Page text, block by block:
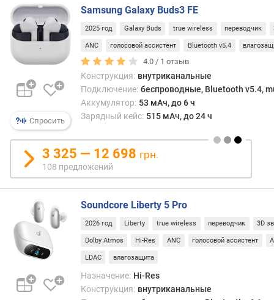
О
м
)
н
.
а
с
о
Г
м
а
к
Спросить
Samsung Galaxy Buds3 FE
2025 год Galaxy Buds true wireless переводчик
ANC голосовой ассистент Bluetooth v5.4
4.0 / 1 отзыв
Конструкция: внутриканальные
Подключение: беспроводные, Bluetooth v5.4,
Аккумулятор: 53 мАч, до 6 ч
Зарядный кейс: 515 мАч, до 24 ч
3 325 — 12 698 грн.
108 предложений
Soundcore Liberty 5 Pro
2026 год Liberty true wireless переводчик 3D
Dolby Atmos Hi-Res ANC голосовой ассистент
LDAC влагозащита
Назначение: Hi-Res
Конструкция: внутриканальные